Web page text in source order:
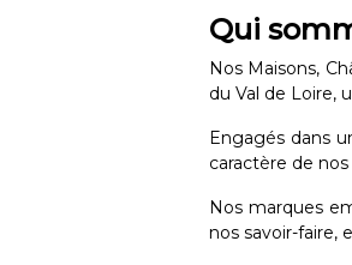
Qui
Nos Maisons,
du Val de Loire,
Engagés dans
caractère de
Nos marques
nos savoir-faire,